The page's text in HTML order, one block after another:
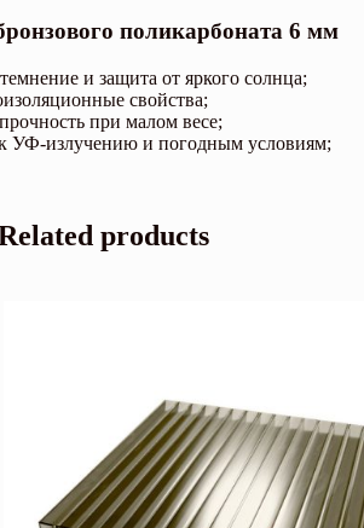
поликарбоната 6 мм
и защита от яркого солнца;
свойства;
при малом весе;
к УФ-излучению и погодным условиям;
products